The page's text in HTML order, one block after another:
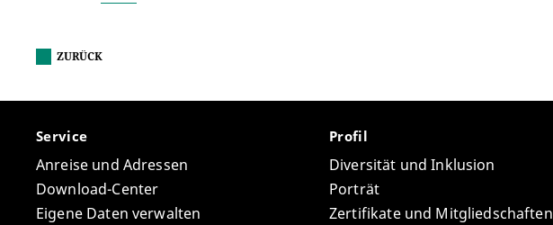
ZURÜCK
Service
Anreise und Adressen
Download-Center
Eigene Daten verwalten
Profil
Diversität und Inklusion
Porträt
Zertifikate und Mitgliedschaften